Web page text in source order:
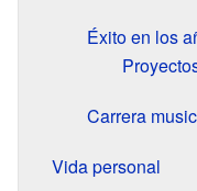
Éxito en los
Carrera
Vida personal